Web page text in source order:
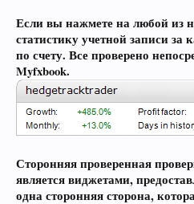
Если вы нажмете на любой из
статистику учетной записи
по счету. Все проверено
Myfxbook.
Сторонняя проверенная
является виджетами,
одна сторонняя сторона,